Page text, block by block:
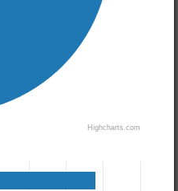
Highcharts.com